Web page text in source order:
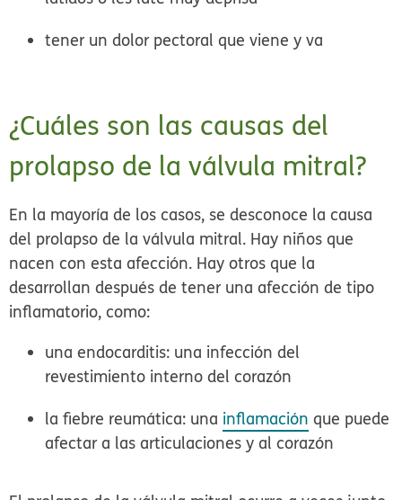
tener un dolor pectoral que viene y va
¿Cuáles son las causas del
prolapso de la válvula mitral?
En la mayoría de los casos, se desconoce la causa
del prolapso de la válvula mitral. Hay niños que
nacen con esta afección. Hay otros que la
desarrollan después de tener una afección de tipo
inflamatorio, como:
una endocarditis: una infección del
revestimiento interno del corazón
la fiebre reumática: una inflamación que puede
afectar a las articulaciones y al corazón